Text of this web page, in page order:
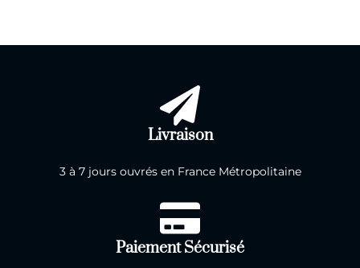
Livraison
3 à 7 jours ouvrés en France Métropolitaine
Paiement Sécurisé